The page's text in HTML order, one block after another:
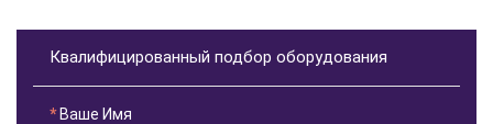
Квалифицированный подбор оборудования
Ваше Имя